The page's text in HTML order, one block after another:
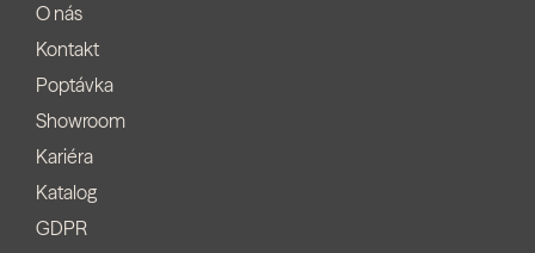
O nás
Kontakt
Poptávka
Showroom
Kariéra
Katalog
GDPR